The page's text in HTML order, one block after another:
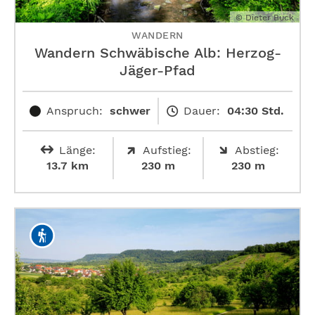
© Dieter Buck
WANDERN
Wandern Schwäbische Alb: ­Herzog-
Jäger-Pfad
Anspruch: schwer Dauer: 04:30 Std.
Länge:
13.7 km
Aufstieg:
230 m
Abstieg:
230 m